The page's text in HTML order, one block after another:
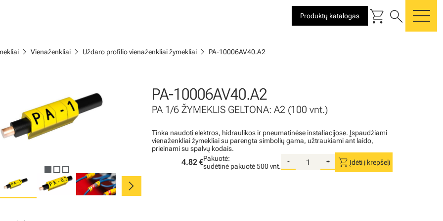
Produktų katalogas shopping_cart search
chevron_right Vienaženkliai chevron_right Uždaro profilio vienaženkliai žymekliai chevron_right PA-10006AV40.A2
chevron_right
PA-10006AV40.A2
PA 1/6 ŽYMEKLIS GELTONA: A2 (100 vnt.)
Tinka naudoti elektros, hidraulikos ir pneumatinėse instaliacijose. Įspaudžiami
vienaženkliai žymekliai su parengta simbolių gama, užtraukiami ant laido,
prieinami su spalvų kodais.
4.82 €Pakuotė:
sudėtinė pakuotė500 vnt.
- + shopping_cart Įdėti į krepšelį